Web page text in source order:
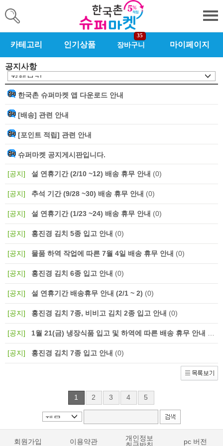
카테고리 인기상품 장바구니
35
마이페이지
공지사항
한국촌 슈퍼마켓 앱 다운로드 안내
[배송] 관련 안내
[포인트 적립] 관련 안내
슈퍼마켓 공지게시판입니다.
[공지] 설 연휴기간 (2/10 ~12) 배송 휴무 안내 (0)
[공지] 추석 기간 (9/28 ~30) 배송 휴무 안내 (0)
[공지] 설 연휴기간 (1/23 ~24) 배송 휴무 안내 (0)
[공지] 홍진경 김치 5종 입고 안내 (0)
[공지] 물품 하역 작업에 따른 7월 4일 배송 휴무 안내 (0)
[공지] 홍진경 김치 6종 입고 안내 (0)
[공지] 설 연휴기간 배송휴무 안내 (2/1 ~ 2) (0)
[공지] 홍진경 김치 7종, 비비고 김치 2종 입고 안내 (0)
[공지] 1월 21(금) 냉장식품 입고 및 하역에 따른 배송 휴무 안내
[공지] 홍진경 김치 7종 입고 안내 (0)
1 2 3 4 5
회원가입 이용약관
개인정보
pc 버전